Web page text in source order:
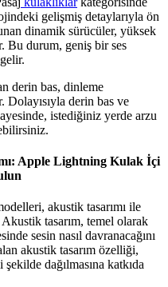
gelişmiş detaylarıyla ön
dinamik sürücüler, yüksek
Bu durum, geniş bir ses
derin bas, dinleme
Dolayısıyla derin bas ve
istediğiniz yerde arzu
Apple Lightning Kulak İçi
akustik tasarımı ile
tasarım, temel olarak
sesin nasıl davranacağını
akustik tasarım özelliği,
dağılmasına katkıda